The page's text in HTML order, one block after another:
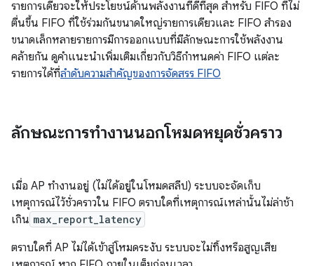
รายการเดียวจะให้ประโยชน์ด้านพลังงานที่ดีที่สุด สำหรับ FIFO ที่ไม่
ตื่นขึ้น FIFO ที่ใช้ร่วมกันขนาดใหญ่รายการเดียวและ FIFO สำรอง
ขนาดเล็กหลายรายการมีการออกแบบที่มีลักษณะการใช้พลังงาน
คล้ายกัน ดูคําแนะนําเพิ่มเติมเกี่ยวกับวิธีกําหนดค่า FIFO แต่ละ
รายการได้ที่ลําดับความสําคัญของการจัดสรร FIFO
ลักษณะการทํางานนอกโหมดหยุดชั่วคราว
เมื่อ AP ทำงานอยู่ (ไม่ได้อยู่ในโหมดสลีป) ระบบจะจัดเก็บ
เหตุการณ์ไว้ชั่วคราวใน FIFO ตราบใดที่เหตุการณ์เหล่านั้นไม่ล่าช้า
เกิน max_report_latency
ตราบใดที่ AP ไม่ได้เข้าสู่โหมดระงับ ระบบจะไม่ทิ้งหรือสูญเสีย